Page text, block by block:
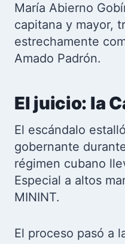
María Abierno
capitana y mayor,
estrechamente
Amado Padrón.
El juicio: la
El escándalo
gobernante
régimen cubano
Especial a altos
MININT.
El proceso pasó a